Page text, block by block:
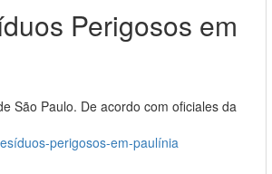
Perigosos em
São Paulo. De acordo com oficiales da
perigosos-em-paulínia